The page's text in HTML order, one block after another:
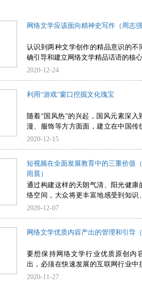
网络文学应该面向精神史写作（周志强
认识到两种文学创作的精品意识的不
确引导和建立网络文学精品话语的核心
2020-12-24
利用“游戏”窗口挖掘文化瑰宝
随着“国风热”的兴起，国风元素深入
漫、服饰等方方面面，建立在中国传
上的中国风游戏也不断挖掘各色历史
2020-12-15
短视频在全面发展教育中的三重价值
雨晨）
通过构建这样的天朗气清、阳光健康
络空间，大众将更丰富地感受到知识
性和艺术的光辉。
2020-12-07
网络文学优质内容产出的管理和引导（
要想保持网络文学行业优质原创内
出，必须在快速发展的互联网行业中
学的生产机制，遵循网络文学创作规
2020-11-27